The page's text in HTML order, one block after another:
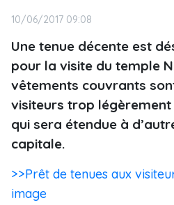
10/06/2017 09:08
Une tenue décente est
pour la visite du temple
vêtements couvrants
visiteurs trop légèrement
qui sera étendue à
capitale.
>>Prêt de tenues aux
image